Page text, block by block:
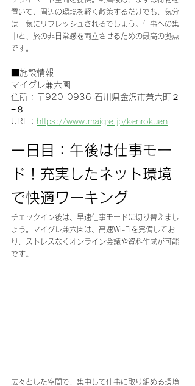
置いて、周辺の環境を軽く散策するだけでも、気分
は一気にリフレッシュされるでしょう。仕事への集
中と、旅の非日常感を両立させるための最高の拠点
です。
■施設情報
マイグレ兼六園
住所：〒920-0936 石川県金沢市兼六町２
−８
URL： https://www.maigre.jp/kenrokuen
一日目：午後は仕事モー
ド！充実したネット環境
で快適ワーキング
チェックイン後は、早速仕事モードに切り替えまし
ょう。マイグレ兼六園は、高速Wi-Fiを完備してお
り、ストレスなくオンライン会議や資料作成が可能
です。
広々とした空間で、集中して仕事に取り組める環境